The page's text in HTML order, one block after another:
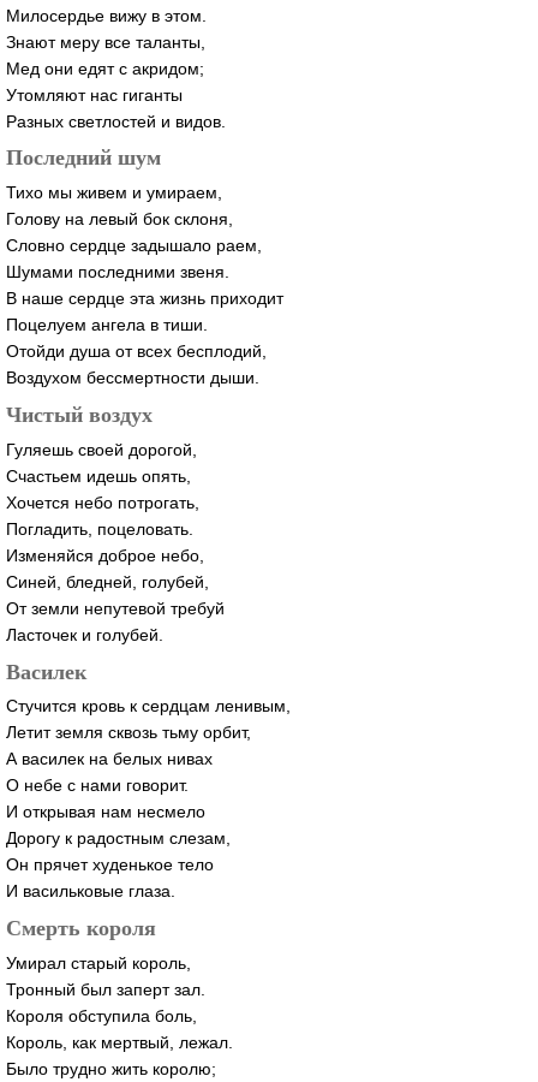
Милосердье вижу в этом.
Знают меру все таланты,
Мед они едят с акридом;
Утомляют нас гиганты
Разных светлостей и видов.
Последний шум
Тихо мы живем и умираем,
Голову на левый бок склоня,
Словно сердце задышало раем,
Шумами последними звеня.
В наше сердце эта жизнь приходит
Поцелуем ангела в тиши.
Отойди душа от всех бесплодий,
Воздухом бессмертности дыши.
Чистый воздух
Гуляешь своей дорогой,
Счастьем идешь опять,
Хочется небо потрогать,
Погладить, поцеловать.
Изменяйся доброе небо,
Синей, бледней, голубей,
От земли непутевой требуй
Ласточек и голубей.
Василек
Стучится кровь к сердцам ленивым,
Летит земля сквозь тьму орбит,
А василек на белых нивах
О небе с нами говорит.
И открывая нам несмело
Дорогу к радостным слезам,
Он прячет худенькое тело
И васильковые глаза.
Смерть короля
Умирал старый король,
Тронный был заперт зал.
Короля обступила боль,
Король, как мертвый, лежал.
Было трудно жить королю;